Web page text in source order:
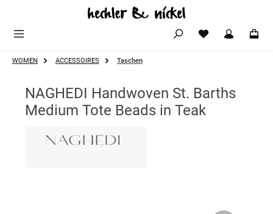
Zum Hauptinhalt springen
WOMEN ACCESSOIRES Taschen
NAGHEDI Handwoven St. Barths
Medium Tote Beads in Teak